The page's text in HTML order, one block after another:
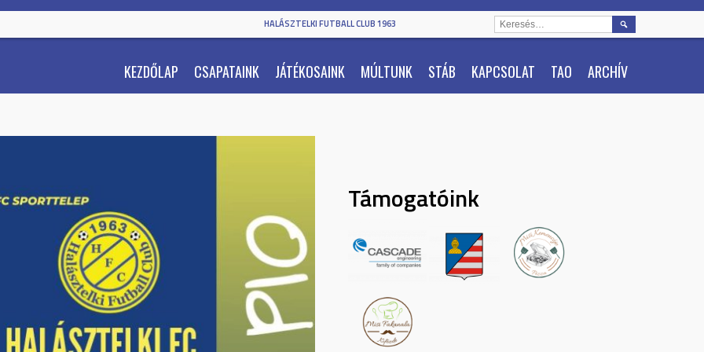
HALÁSZTELKI FUTBALL CLUB 1963
KEZDŐLAP CSAPATAINK JÁTÉKOSAINK MÚLTUNK STÁB KAPCSOLAT TAO ARCHÍV
KERESÉS:
Támogatóink